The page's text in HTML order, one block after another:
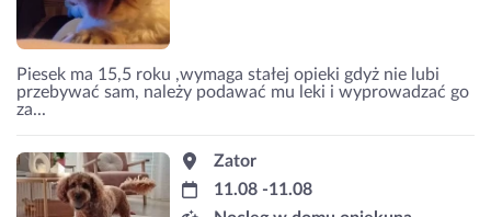
Piesek ma 15,5 roku ,wymaga stałej opieki gdyż nie lubi
przebywać sam, należy podawać mu leki i wyprowadzać go
za...
Zator
11.08 -11.08